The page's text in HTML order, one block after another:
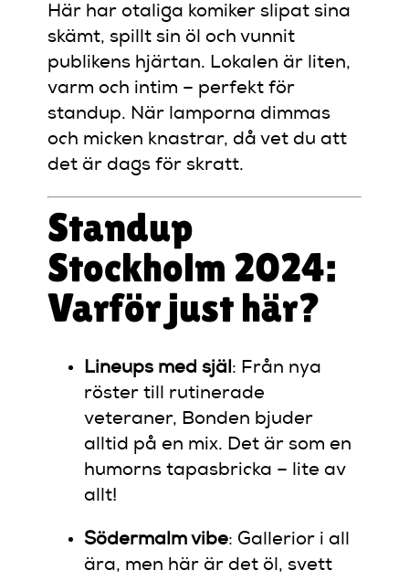
Här har otaliga komiker slipat sina
skämt, spillt sin öl och vunnit
publikens hjärtan. Lokalen är liten,
varm och intim – perfekt för
standup. När lamporna dimmas
och micken knastrar, då vet du att
det är dags för skratt.
Standup
Stockholm 2024:
Varför just här?
Lineups med själ: Från nya
röster till rutinerade
veteraner, Bonden bjuder
alltid på en mix. Det är som en
humorns tapasbricka – lite av
allt!
Södermalm vibe: Gallerior i all
ära, men här är det öl, svett